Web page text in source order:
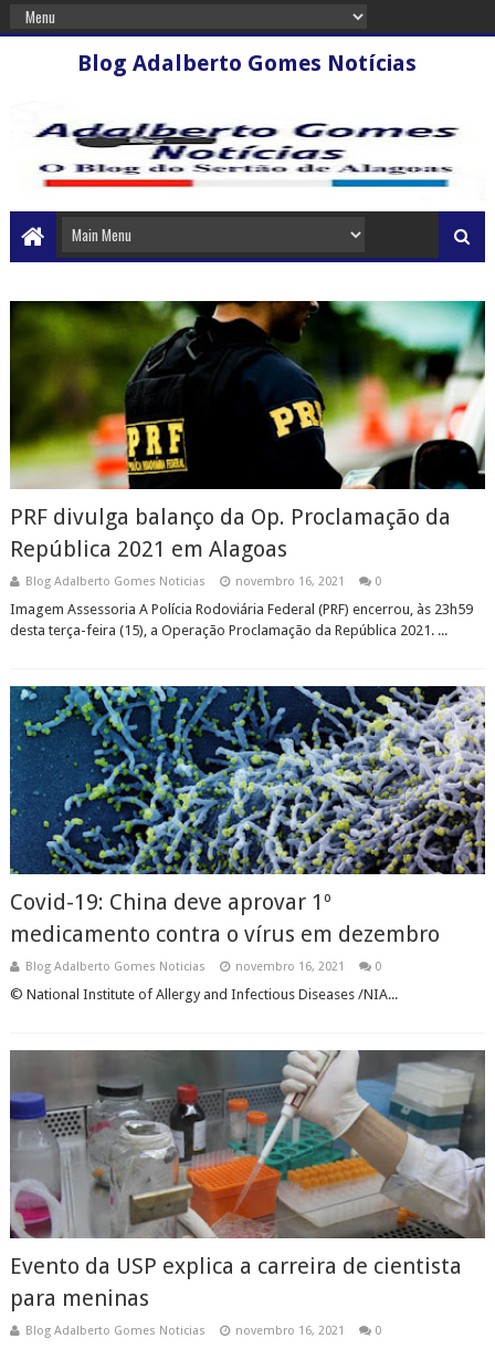
Blog Adalberto Gomes Notícias
PRF divulga balanço da Op. Proclamação da
República 2021 em Alagoas
Blog Adalberto Gomes Noticias novembro 16, 2021 0
Imagem Assessoria A Polícia Rodoviária Federal (PRF) encerrou, às 23h59
desta terça-feira (15), a Operação Proclamação da República 2021. ...
Covid-19: China deve aprovar 1º
medicamento contra o vírus em dezembro
Blog Adalberto Gomes Noticias novembro 16, 2021 0
© National Institute of Allergy and Infectious Diseases /NIA...
Evento da USP explica a carreira de cientista
para meninas
Blog Adalberto Gomes Noticias novembro 16, 2021 0